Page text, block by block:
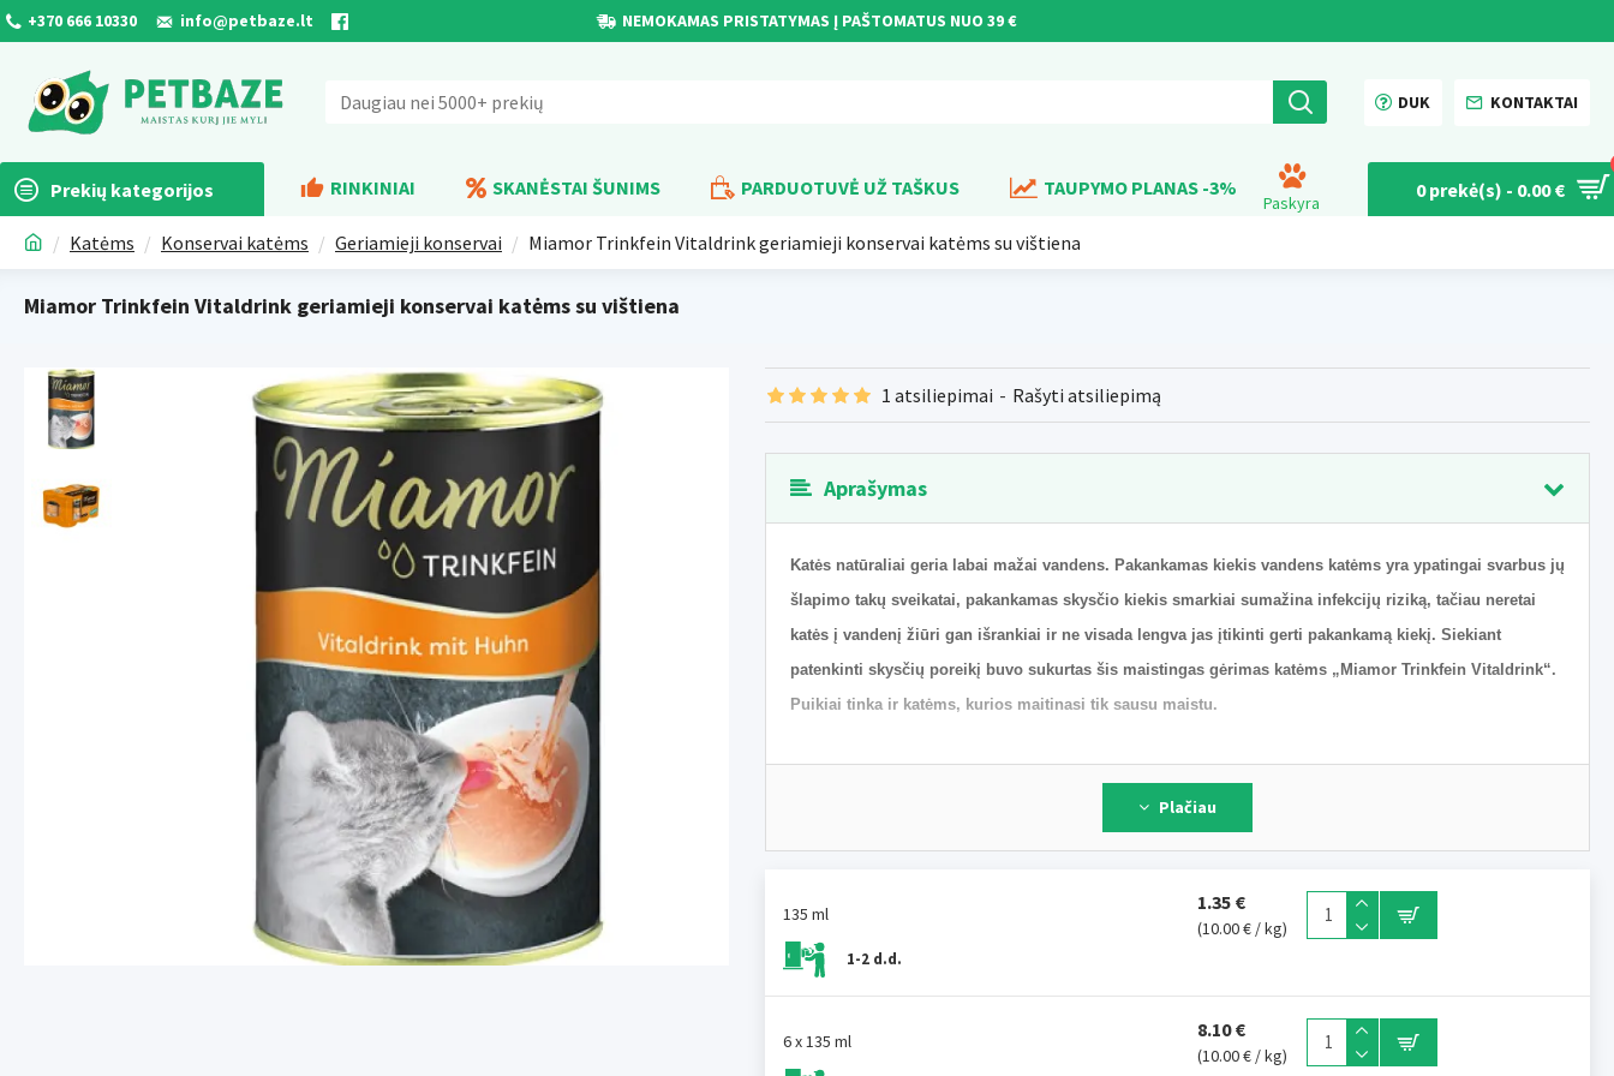
+370 666 10330 info@petbaze.lt NEMOKAMAS PRISTATYMAS Į PAŠTOMATUS NUO 39 €
DUK KONTAKTAI
Prekių kategorijos RINKINIAI SKANĖSTAI ŠUNIMS PARDUOTUVĖ UŽ TAŠKUS TAUPYMO PLANAS -3%
Paskyra
0 prekė(s) - 0.00 €
Katėms Konservai katėms Geriamieji konservai Miamor Trinkfein Vitaldrink geriamieji konservai katėms su vištiena
Miamor Trinkfein Vitaldrink geriamieji konservai katėms su vištiena
1 atsiliepimai - Rašyti atsiliepimą
135 ml
1-2 d.d.
1.35 €
(10.00 € / kg)
6 x 135 ml 8.10 €
(10.00 € / kg)
Aprašymas
Katės natūraliai geria labai mažai vandens. Pakankamas kiekis vandens katėms yra ypatingai svarbus jų
šlapimo takų sveikatai, pakankamas skysčio kiekis smarkiai sumažina infekcijų riziką, tačiau neretai
katės į vandenį žiūri gan išrankiai ir ne visada lengva jas įtikinti gerti pakankamą kiekį. Siekiant
patenkinti skysčių poreikį buvo sukurtas šis maistingas gėrimas katėms „Miamor Trinkfein Vitaldrink“.
Puikiai tinka ir katėms, kurios maitinasi tik sausu maistu.
• Tenkina skysčių poreikį
• Puikiai tinka mažai geriančioms ar tik sausą maistą valgančioms katėms
• Ypač gardus, skatina katę gerti
• Net 91% šio gėrimo sudaro mėsos sultys
Plačiau